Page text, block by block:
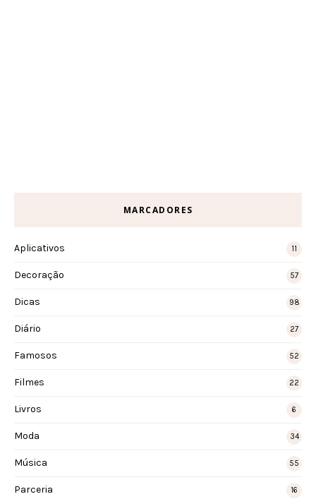
MARCADORES
Aplicativos 11
Decoração 57
Dicas 98
Diário 27
Famosos 52
Filmes 22
Livros 6
Moda 34
Música 55
Parceria 16